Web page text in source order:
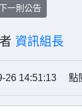
一則公告
資訊組長
26 14:51:13 點